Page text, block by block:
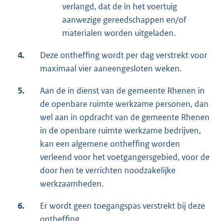
verlangd, dat de in het voertuig
aanwezige gereedschappen en/of
materialen worden uitgeladen.
4.
Deze ontheffing wordt per dag verstrekt voor
maximaal vier aaneengesloten weken.
5.
Aan de in dienst van de gemeente Rhenen in
de openbare ruimte werkzame personen, dan
wel aan in opdracht van de gemeente Rhenen
in de openbare ruimte werkzame bedrijven,
kan een algemene ontheffing worden
verleend voor het voetgangersgebied, voor de
door hen te verrichten noodzakelijke
werkzaamheden.
6.
Er wordt geen toegangspas verstrekt bij deze
ontheffing.